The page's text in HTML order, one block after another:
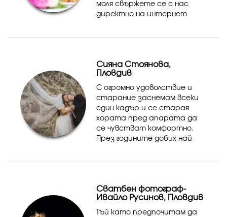
моля свържете се с нас
директно на интернет
емоцията, д...
Сияна Стоянова,
Пловдив
С огромно удоволствие и
старание заснемам всеки
един кадър и се старая
хората пред апарата да
се чувстват комфортно.
През годините добих най-
детски усмивки и емоции :)
...
Сватбен фотограф-
Ивайло Русинов, Пловдив
Тъй като предпочитам да